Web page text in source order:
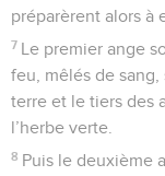
préparèrent alors à
7 Le premier ange
feu, mêlés de sang,
terre et le tiers des
l’herbe verte.
8 Puis le deuxième